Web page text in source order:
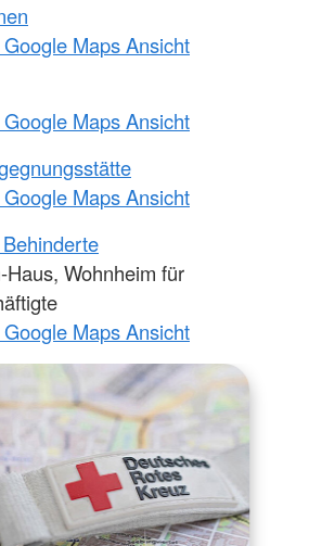
Maps Ansicht
Maps Ansicht
Maps Ansicht
Wohnheim für
Maps Ansicht